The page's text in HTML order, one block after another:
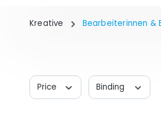
Kreative Bearbeiterinnen &
Price Binding